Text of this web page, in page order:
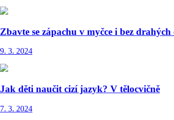
Zbavte se zápachu v myčce i bez drahých
9. 3. 2024
Jak děti naučit cizí jazyk? V tělocvičně
7. 3. 2024